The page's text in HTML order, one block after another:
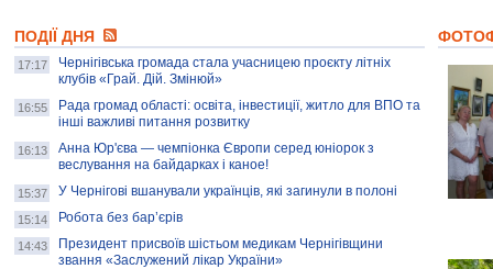
колекцію про війну, емоції та тварин
AB InBev Efes Україна підтримала
навчальний проєкт "Молодіжна бізнес-
школа", спрямований на розвиток
підприємництва у Чернігівській області
Золота тварина: видання Forbes
написало про чернігівця Патрона: хто і
скільки на ньому заробляє? І куди
витрачають?
ПОДІЇ ДНЯ
17:17
Чернігівська громада стала учасницею проєкту літніх
клубів «Грай. Дій. Змінюй»
16:55
Рада громад області: освіта, інвестиції, житло для ВПО та
інші важливі питання розвитку
16:13
Анна Юр'єва — чемпіонка Європи серед юніорок з
веслування на байдарках і каное!
15:37 У Чернігові вшанували українців, які загинули в полоні
15:14 Робота без бар’єрів
14:43
Президент присвоїв шістьом медикам Чернігівщини
звання «Заслужений лікар України»